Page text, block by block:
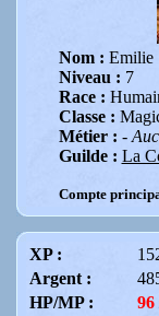
Nom : Emilie
Niveau : 7
Race :
Classe :
Métier : -
Guilde : La
Compte
XP :
Argent :
HP/MP :
96